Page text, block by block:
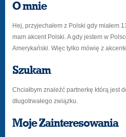
O mnie
Hej, przyjechałem z Polski gdy miałem
mam akcent Polski. A gdy jestem w
Amerykański. Więc tylko mówię z
Szukam
Chciałbym znaleźć partnerkę którą jest
długotrwałego związku.
Moje Zainteresowania